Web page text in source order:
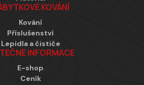
KOVÁNÍ
Kování
Příslušenství
Lepidla a čističe
INFORMACE
E-shop
Ceník